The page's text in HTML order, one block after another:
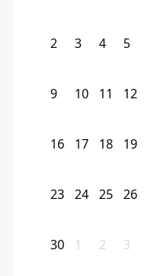
2 3 4 5
9 10 11 12
16 17 18 19
23 24 25 26
30 1 2 3